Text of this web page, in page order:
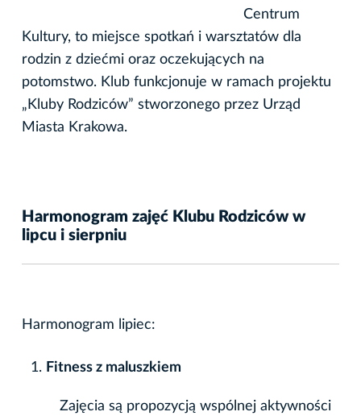
Centrum
Kultury, to miejsce spotkań i warsztatów dla
rodzin z dziećmi oraz oczekujących na
potomstwo. Klub funkcjonuje w ramach projektu
„Kluby Rodziców” stworzonego przez Urząd
Miasta Krakowa.
Harmonogram zajęć Klubu Rodziców w
lipcu i sierpniu
Harmonogram lipiec:
Fitness z maluszkiem
Zajęcia są propozycją wspólnej aktywności